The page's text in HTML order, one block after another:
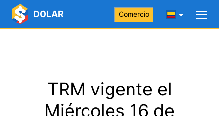
DOLAR Comercio
TRM vigente el
Miércoles 16 de